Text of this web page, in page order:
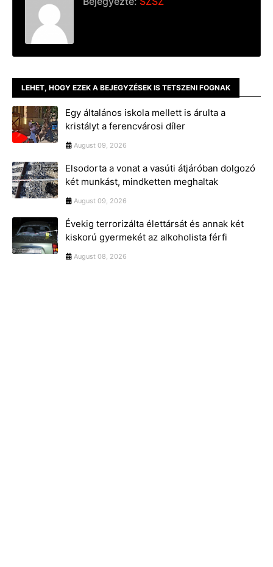
LEHET, HOGY EZEK A BEJEGYZÉSEK IS TETSZENI FOGNAK
Egy általános iskola mellett is árulta a
kristályt a ferencvárosi díler
August 09, 2026
Elsodorta a vonat a vasúti átjáróban dolgozó
két munkást, mindketten meghaltak
August 09, 2026
Évekig terrorizálta élettársát és annak két
kiskorú gyermekét az alkoholista férfi
August 08, 2026